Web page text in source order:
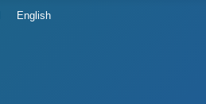
English